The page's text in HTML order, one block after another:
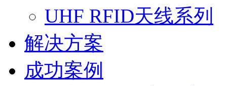
UHF RFID天线系列
解决方案
成功案例